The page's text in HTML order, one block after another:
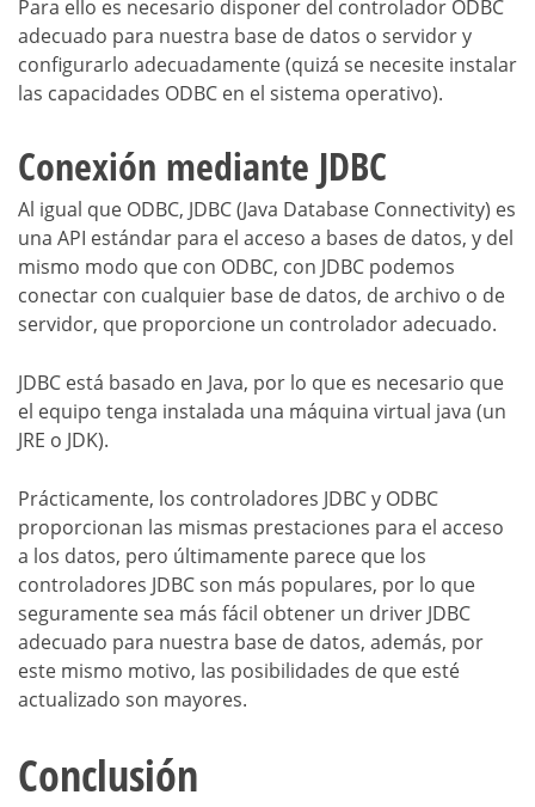
Para ello es necesario disponer del controlador ODBC
adecuado para nuestra base de datos o servidor y
configurarlo adecuadamente (quizá se necesite instalar
las capacidades ODBC en el sistema operativo).
Conexión mediante JDBC
Al igual que ODBC, JDBC (Java Database Connectivity) es
una API estándar para el acceso a bases de datos, y del
mismo modo que con ODBC, con JDBC podemos
conectar con cualquier base de datos, de archivo o de
servidor, que proporcione un controlador adecuado.
JDBC está basado en Java, por lo que es necesario que
el equipo tenga instalada una máquina virtual java (un
JRE o JDK).
Prácticamente, los controladores JDBC y ODBC
proporcionan las mismas prestaciones para el acceso
a los datos, pero últimamente parece que los
controladores JDBC son más populares, por lo que
seguramente sea más fácil obtener un driver JDBC
adecuado para nuestra base de datos, además, por
este mismo motivo, las posibilidades de que esté
actualizado son mayores.
Conclusión